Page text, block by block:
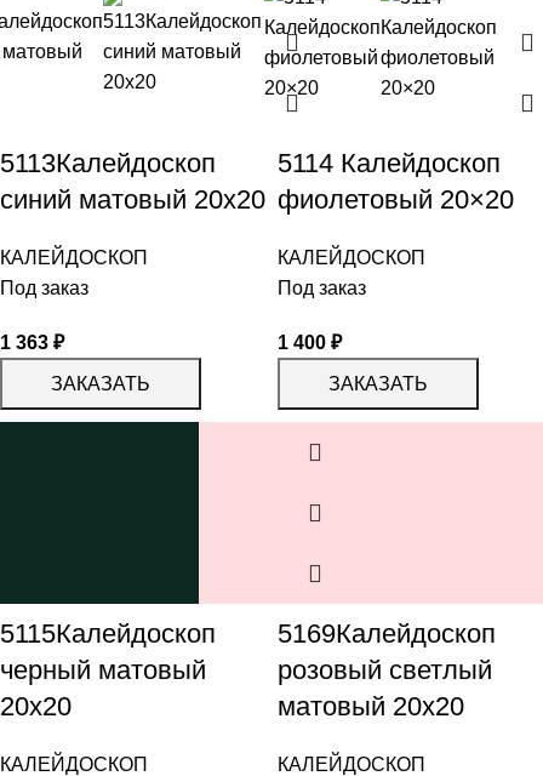
5113Калейдоскоп
синий матовый 20х20
КАЛЕЙДОСКОП
Под заказ
1 363 ₽
ЗАКАЗАТЬ
5114 Калейдоскоп
фиолетовый 20×20
КАЛЕЙДОСКОП
Под заказ
1 400 ₽
ЗАКАЗАТЬ
5115Калейдоскоп
черный матовый
20х20
КАЛЕЙДОСКОП
5169Калейдоскоп
розовый светлый
матовый 20х20
КАЛЕЙДОСКОП